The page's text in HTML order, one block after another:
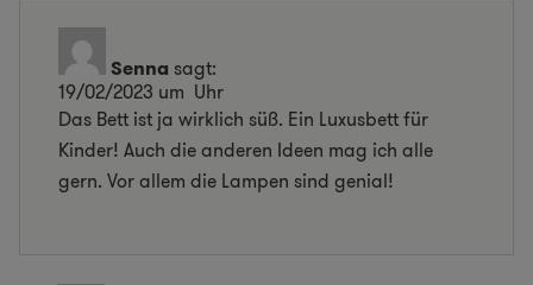
Senna sagt:
19/02/2023 um Uhr
Das Bett ist ja wirklich süß. Ein Luxusbett für
Kinder! Auch die anderen Ideen mag ich alle
gern. Vor allem die Lampen sind genial!